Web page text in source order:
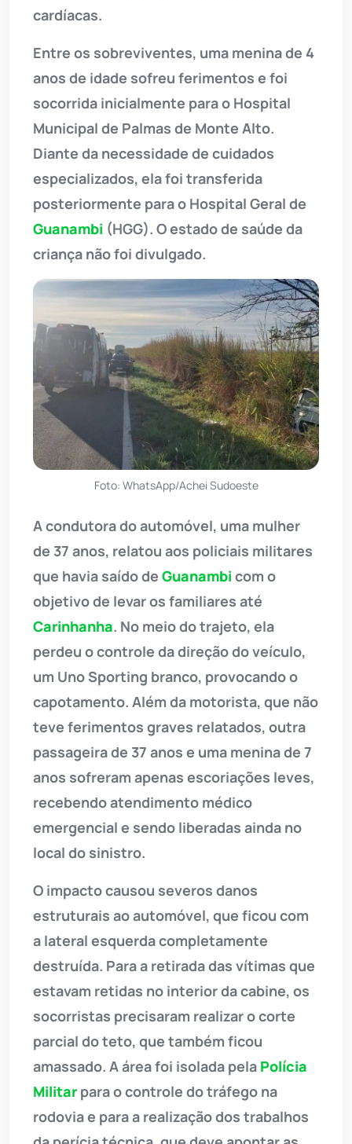
cardíacas.
Entre os sobreviventes, uma menina de 4
anos de idade sofreu ferimentos e foi
socorrida inicialmente para o Hospital
Municipal de Palmas de Monte Alto.
Diante da necessidade de cuidados
especializados, ela foi transferida
posteriormente para o Hospital Geral de
Guanambi (HGG). O estado de saúde da
criança não foi divulgado.
Foto: WhatsApp/Achei Sudoeste
A condutora do automóvel, uma mulher
de 37 anos, relatou aos policiais militares
que havia saído de Guanambi com o
objetivo de levar os familiares até
Carinhanha. No meio do trajeto, ela
perdeu o controle da direção do veículo,
um Uno Sporting branco, provocando o
capotamento. Além da motorista, que não
teve ferimentos graves relatados, outra
passageira de 37 anos e uma menina de 7
anos sofreram apenas escoriações leves,
recebendo atendimento médico
emergencial e sendo liberadas ainda no
local do sinistro.
O impacto causou severos danos
estruturais ao automóvel, que ficou com
a lateral esquerda completamente
destruída. Para a retirada das vítimas que
estavam retidas no interior da cabine, os
socorristas precisaram realizar o corte
parcial do teto, que também ficou
amassado. A área foi isolada pela Polícia
Militar para o controle do tráfego na
rodovia e para a realização dos trabalhos